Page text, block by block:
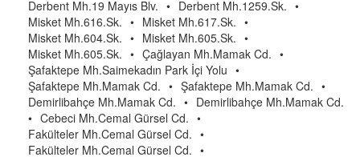
Derbent Mh.19 Mayıs Blv. • Derbent Mh.1259.Sk. •
Misket Mh.616.Sk. • Misket Mh.617.Sk. •
Misket Mh.604.Sk. • Misket Mh.605.Sk. •
Misket Mh.605.Sk. • Çağlayan Mh.Mamak Cd. •
Şafaktepe Mh.Saimekadın Park İçi Yolu •
Şafaktepe Mh.Mamak Cd. • Şafaktepe Mh.Mamak Cd. •
Demirlibahçe Mh.Mamak Cd. • Demirlibahçe Mh.Mamak Cd.
• Cebeci Mh.Cemal Gürsel Cd. •
Fakülteler Mh.Cemal Gürsel Cd. •
Fakülteler Mh.Cemal Gürsel Cd. •